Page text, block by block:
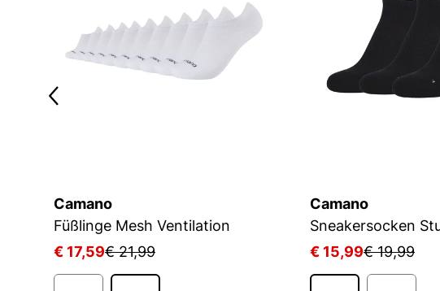
Camano
Füßlinge Mesh Ventilation
€ 17,59€ 21,99
Camano
€ 15,99€ 19,99